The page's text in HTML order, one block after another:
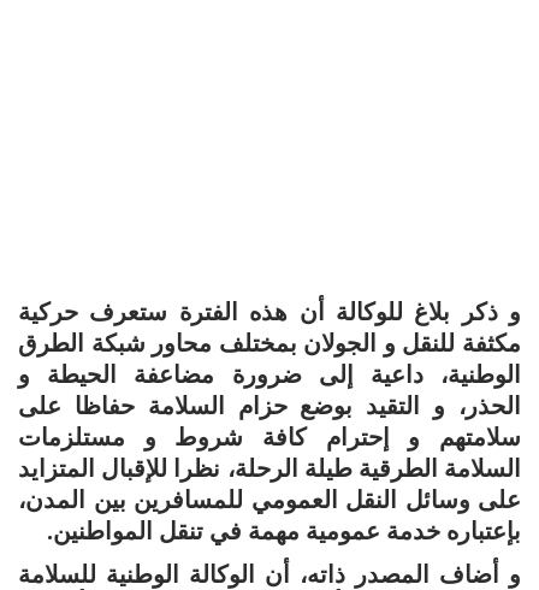
و ذكر بلاغ للوكالة أن هذه الفترة ستعرف حركية
مكثفة للنقل و الجولان بمختلف محاور شبكة الطرق
الوطنية، داعية إلى ضرورة مضاعفة الحيطة و
الحذر، و التقيد بوضع حزام السلامة حفاظا على
سلامتهم و إحترام كافة شروط و مستلزمات
السلامة الطرقية طيلة الرحلة، نظرا للإقبال المتزايد
على وسائل النقل العمومي للمسافرين بين المدن،
بإعتباره خدمة عمومية مهمة في تنقل المواطنين.
و أضاف المصدر ذاته، أن الوكالة الوطنية للسلامة